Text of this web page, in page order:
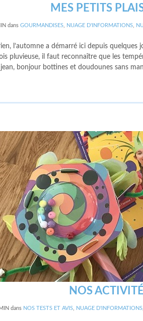
MES PETITS
dans GOURMANDISES NUAGE D'INFORMATIONS
l’automne a démarré ici depuis
pluvieuse, il faut reconnaître que les
bonjour bottines et doudounes sans
NOS
dans NOS TESTS ET AVIS NUAGE D'INFORMATIONS